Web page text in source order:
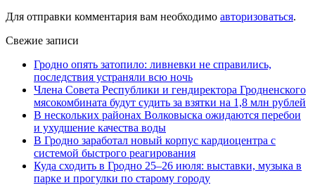
Для отправки комментария вам необходимо авторизоваться.
Свежие записи
Гродно опять затопило: ливневки не справились,
последствия устраняли всю ночь
Члена Совета Республики и гендиректора Гродненского
мясокомбината будут судить за взятки на 1,8 млн рублей
В нескольких районах Волковыска ожидаются перебои
и ухудшение качества воды
В Гродно заработал новый корпус кардиоцентра с
системой быстрого реагирования
Куда сходить в Гродно 25–26 июля: выставки, музыка в
парке и прогулки по старому городу